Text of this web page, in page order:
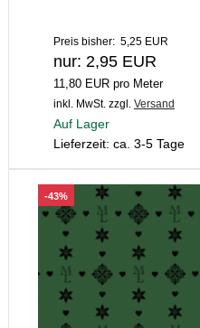
Preis bisher: 5,25 EUR
nur: 2,95 EUR
11,80 EUR pro Meter
inkl. MwSt. zzgl. Versand
Auf Lager
Lieferzeit: ca. 3-5 Tage
-43%